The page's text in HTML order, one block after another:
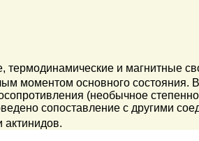
термодинамические и магнитные
моментом основного состояния.
(необычное
сопоставление с другими
актинидов.